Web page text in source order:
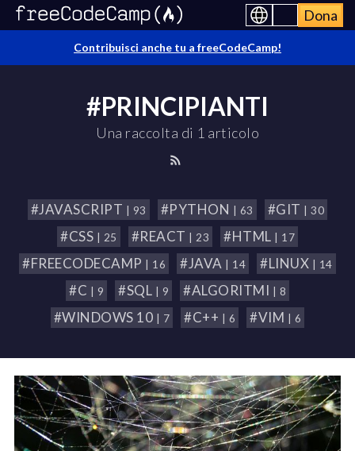
Dona
Contribuisci anche tu a freeCodeCamp!
#PRINCIPIANTI
Una raccolta di 1 articolo
#JAVASCRIPT | 93 #PYTHON | 63 #GIT | 30
#CSS | 25 #REACT | 23 #HTML | 17
#FREECODECAMP | 16 #JAVA | 14 #LINUX | 14
#C | 9 #SQL | 9 #ALGORITMI | 8
#WINDOWS 10 | 7 #C++ | 6 #VIM | 6